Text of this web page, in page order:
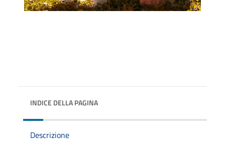
INDICE DELLA PAGINA
Descrizione